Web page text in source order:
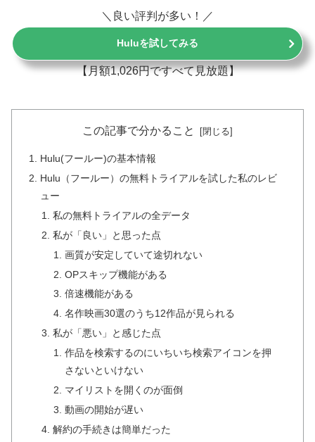
＼良い評判が多い！／
Huluを試してみる
【月額1,026円ですべて見放題】
この記事で分かること
Hulu(フールー)の基本情報
Hulu（フールー）の無料トライアルを試した私のレビ
ュー
私の無料トライアルの全データ
私が「良い」と思った点
画質が安定していて途切れない
OPスキップ機能がある
倍速機能がある
名作映画30選のうち12作品が見られる
私が「悪い」と感じた点
作品を検索するのにいちいち検索アイコンを押
さないといけない
マイリストを開くのが面倒
動画の開始が遅い
解約の手続きは簡単だった